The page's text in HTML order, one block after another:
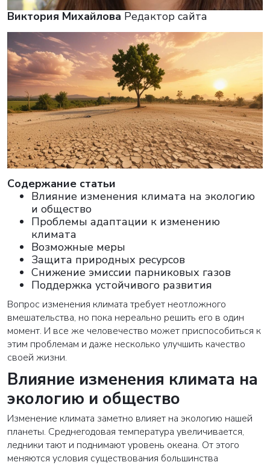
Виктория Михайлова Редактор сайта
Cодержание статьи
Влияние изменения климата на экологию
и общество
Проблемы адаптации к изменению
климата
Возможные меры
Защита природных ресурсов
Снижение эмиссии парниковых газов
Поддержка устойчивого развития
Вопрос изменения климата требует неотложного
вмешательства, но пока нереально решить его в один
момент. И все же человечество может приспособиться к
этим проблемам и даже несколько улучшить качество
своей жизни.
Влияние изменения климата на
экологию и общество
Изменение климата заметно влияет на экологию нашей
планеты. Среднегодовая температура увеличивается,
ледники тают и поднимают уровень океана. От этого
меняются условия существования большинства